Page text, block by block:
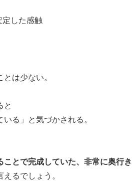
定した感触
は少ない。
と
いる」と気づかされる。
ことで完成していた、非常に奥行き
えるでしょう。